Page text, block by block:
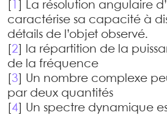
La résolution angulaire
caractérise sa capacité à
détails de l’objet observé.
2
la répartition de la
de la fréquence
3
Un nombre complexe
par deux quantités
4
Un spectre dynamique